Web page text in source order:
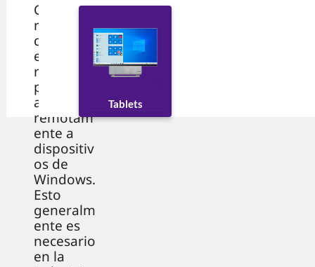
Configura
r una PC
de
escritorio
remota te
permite
acceder
remotam
ente a
dispositiv
os de
Windows.
Esto
generalm
ente es
necesario
en la
Tablets